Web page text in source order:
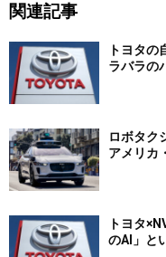
関連記事
トヨタの
ラバラの
ロボタク
アメリカ
トヨタ
のAI」と